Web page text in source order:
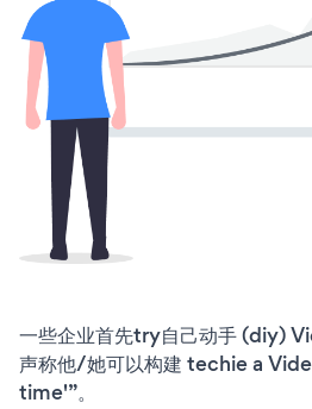
一些企业首先try自己动手 (diy)
声称他/她可以构建 techie a
time'”。